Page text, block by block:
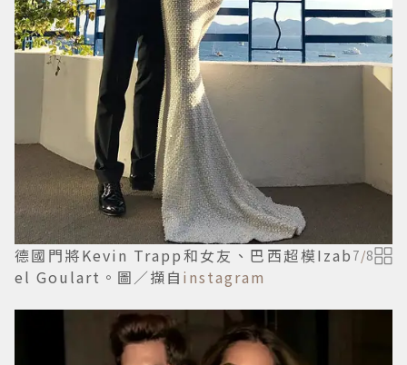
德國門將Kevin Trapp和女友、巴西超模Izab
el Goulart。圖／擷自 instagram
7/8